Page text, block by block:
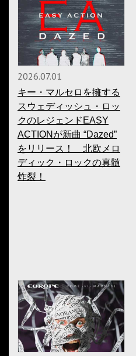
2026.07.01
キー・マルセロを擁する
スウェディッシュ・ロッ
クのレジェンドEASY
ACTIONが新曲 “Dazed”
をリリース！ 北欧メロ
ディック・ロックの真髄
炸裂！